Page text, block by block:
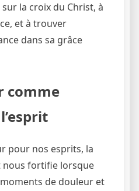
la croix du Christ, à
et à trouver
dans sa grâce
comme
pour nos esprits, la
nous fortifie lorsque
de douleur et